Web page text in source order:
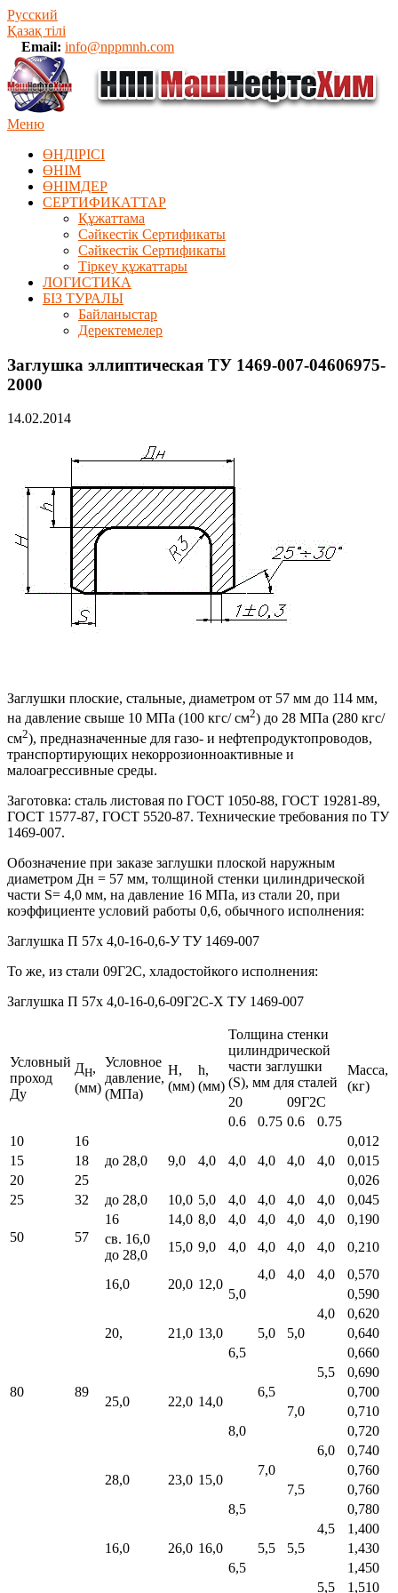
Русский
Қазақ тілі
Email: info@nppmnh.com
Меню
ӨНДІРІСІ
ӨНІМ
ӨHIМДЕР
СЕРТИФИКАТТАР
Құжаттама
Сәйкестік Сертификаты
Сәйкестік Сертификаты
Тіркеу құжаттары
ЛОГИСТИКА
БІЗ ТУРАЛЫ
Байланыстар
Деректемелер
Заглушка эллиптическая ТУ 1469-007-04606975-
2000
14.02.2014
Заглушки плоские, стальные, диаметром от 57 мм до 114 мм,
на давление свыше 10 МПа (100 кгс/ см2) до 28 МПа (280 кгс/
см2), предназначенные для газо- и нефтепродуктопроводов,
транспортирующих некоррозионноактивные и
малоагрессивные среды.
Заготовка: сталь листовая по ГОСТ 1050-88, ГОСТ 19281-89,
ГОСТ 1577-87, ГОСТ 5520-87. Технические требования по ТУ
1469-007.
Обозначение при заказе заглушки плоской наружным
диаметром Дн = 57 мм, толщиной стенки цилиндрической
части S= 4,0 мм, на давление 16 МПа, из стали 20, при
коэффициенте условий работы 0,6, обычного исполнения:
Заглушка П 57х 4,0-16-0,6-У ТУ 1469-007
То же, из стали 09Г2С, хладостойкого исполнения:
Заглушка П 57х 4,0-16-0,6-09Г2С-Х ТУ 1469-007
Условный
проход
Ду
ДH,
(мм)
Условное
давление,
(МПа)
Н,
(мм)
h,
(мм)
Толщина стенки
цилиндрической
части заглушки
(S), мм для сталей
Масса,
(кг)
20
09Г2С
0.6
0.75 0.6
0.75
10
16
до 28,0
9,0 4,0 4,0 4,0 4,0 4,0
0,012
15
18
0,015
20
25
0,026
25
32 до 28,0 10,0 5,0 4,0 4,0 4,0 4,0 0,045
50 57
16 14,0 8,0 4,0 4,0 4,0 4,0
0,190
св. 16,0
до 28,0
15,0 9,0 4,0 4,0 4,0 4,0 0,210
80 89
16,0 20,0 12,0
4,0 4,0 4,0
0,570
5,0
0,590
20, 21,0 13,0
4,0
0,620
5,0
5,0
0,640
6,5
0,660
25,0 22,0 14,0
5,5
0,690
6,5
0,700
7,0
0,710
8,0
0,720
28,0 23,0 15,0
6,0
0,740
7,0
0,760
7,5
0,760
8,5
0,780
16,0 26,0 16,0
4,5
1,400
5,5
5,5
1,430
6,5
1,450
5,5
1,510